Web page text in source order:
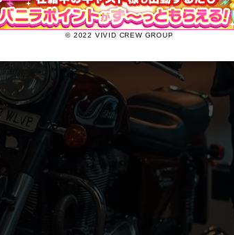
© 2022 VIVID CREW GROUP